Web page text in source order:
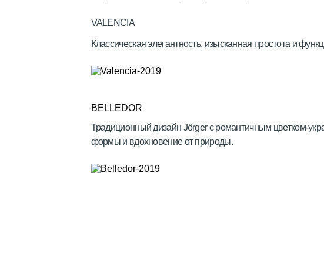
VALENCIA
Классическая элегантность, изысканная простота и
BELLEDOR
Традиционный дизайн Jörger с романтичным цветком-
формы и вдохновение от природы.